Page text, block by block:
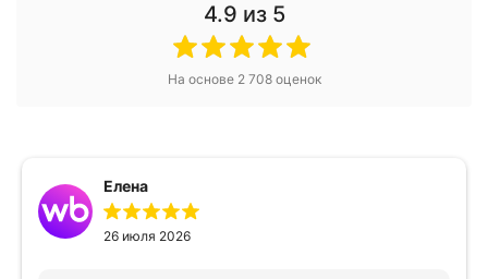
4.9 из 5
На основе 2 708оценок
Елена
26 июля 2026